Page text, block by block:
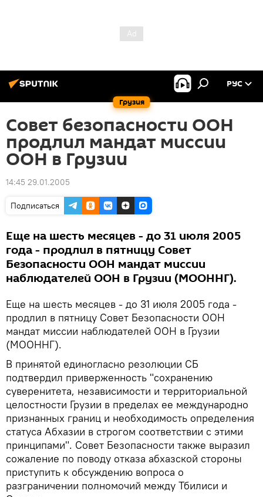
Грузия
РУС
Совет безопасности ООН
продлил мандат миссии
ООН в Грузии
14:45 29.01.2005
Подписаться
Еще на шесть месяцев - до 31 июля 2005
года - продлил в пятницу Совет
Безопасности ООН мандат миссии
наблюдателей ООН в Грузии (МООННГ).
Еще на шесть месяцев - до 31 июля 2005 года -
продлил в пятницу Совет Безопасности ООН
мандат миссии наблюдателей ООН в Грузии
(МООННГ).
В принятой единогласно резолюции СБ
подтвердил приверженность "сохранению
суверенитета, независимости и территориальной
целостности Грузии в пределах ее международно
признанных границ и необходимость определения
статуса Абхазии в строгом соответствии с этими
принципами". Совет Безопасности также выразил
сожаление по поводу отказа абхазской стороны
приступить к обсуждению вопроса о
разграничении полномочий между Тбилиси и